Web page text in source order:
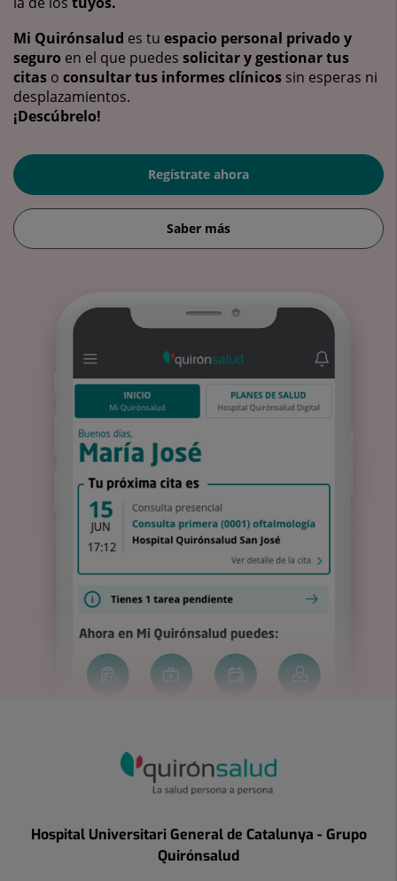
Mi Quirónsalud es tu espacio personal privado y
seguro en el que puedes solicitar y gestionar tus
citas o consultar tus informes clínicos sin esperas ni
desplazamientos.
¡Descúbrelo!
Regístrate ahora
Saber más
Hospital Universitari General de Catalunya - Grupo
Quirónsalud